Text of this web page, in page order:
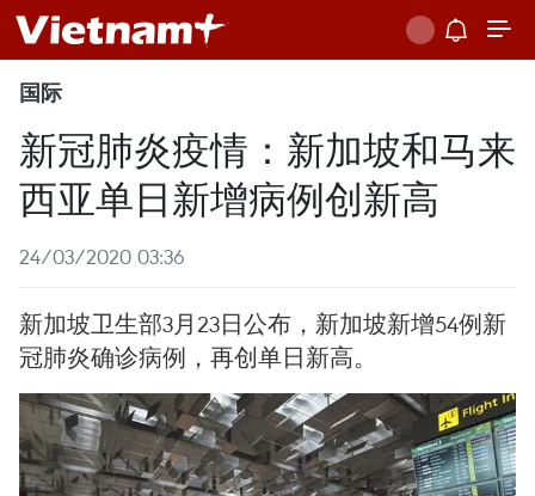
国际
新冠肺炎疫情：新加坡和马来
西亚单日新增病例创新高
24/03/2020 03:36
新加坡卫生部3月23日公布，新加坡新增54例新
冠肺炎确诊病例，再创单日新高。